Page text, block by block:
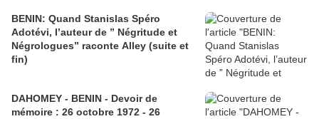
BENIN: Quand Stanislas Spéro
Adotévi, l’auteur de ” Négritude et
Négrologues” raconte Alley (suite et
fin)
DAHOMEY - BENIN - Devoir de
mémoire : 26 octobre 1972 - 26